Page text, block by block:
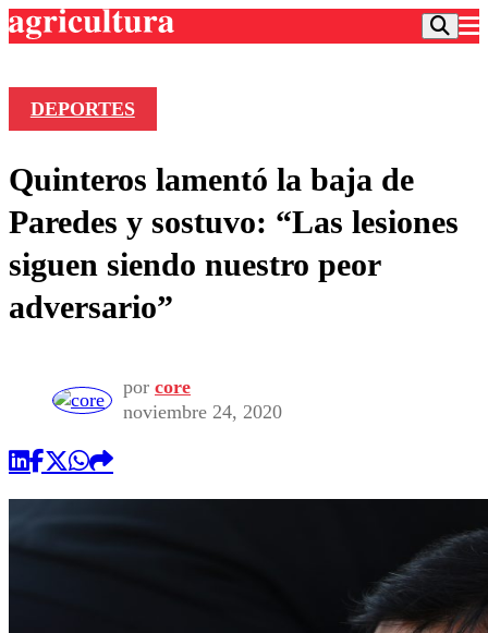
Frecuencias
Agricultura TV
Deportes
Colo Colo
Motor
Torneo Internacional
Torneo Nacional
Entretención
Noticias
Internacional
Nacional
Vida Social
Programas
DEPORTES
Quinteros lamentó la baja de
Paredes y sostuvo: “Las lesiones
siguen siendo nuestro peor
adversario”
por core
noviembre 24, 2020